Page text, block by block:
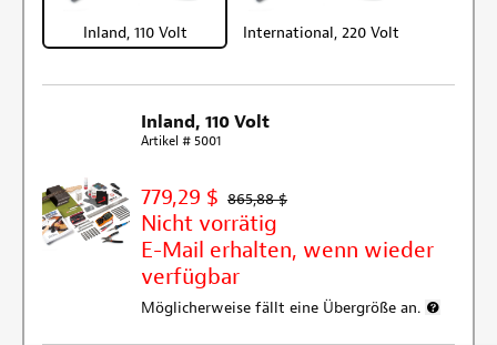
Inland, 110 Volt International, 220 Volt
Inland, 110 Volt
Artikel # 5001
779,29 $ 865,88 $
Nicht vorrätig
E-Mail erhalten, wenn wieder
verfügbar
Möglicherweise fällt eine Übergröße an.